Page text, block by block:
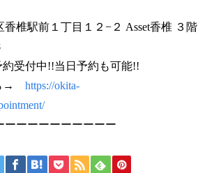
椎駅前１丁目１２−２ Asset香椎 ３階
約受付中!!当日予約も可能!!
→ https://okita-
ーーーーーーーーーー